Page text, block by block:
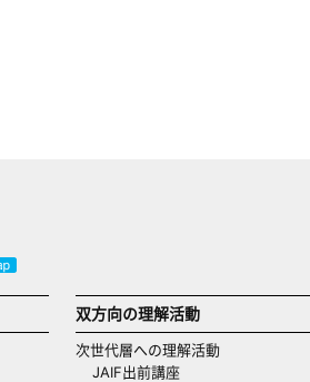
双方向の理解活動
次世代層への理解活動
JAIF出前講座